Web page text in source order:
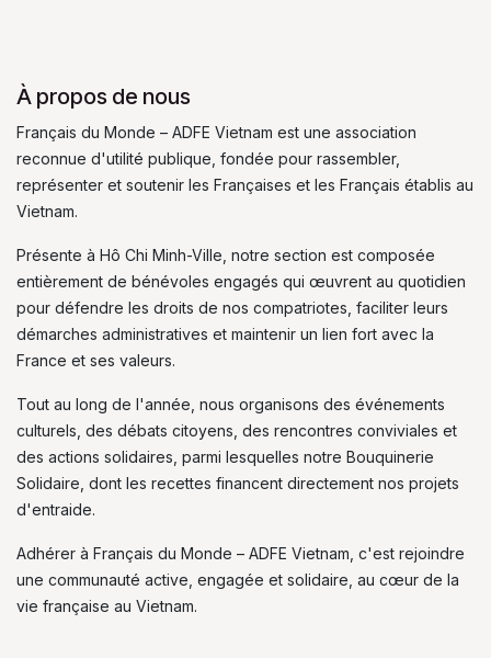
À propos de nous
Français du Monde – ADFE Vietnam est une association
reconnue d'utilité publique, fondée pour rassembler,
représenter et soutenir les Françaises et les Français établis au
Vietnam.
Présente à Hô Chi Minh-Ville, notre section est composée
entièrement de bénévoles engagés qui œuvrent au quotidien
pour défendre les droits de nos compatriotes, faciliter leurs
démarches administratives et maintenir un lien fort avec la
France et ses valeurs.
Tout au long de l'année, nous organisons des événements
culturels, des débats citoyens, des rencontres conviviales et
des actions solidaires, parmi lesquelles notre Bouquinerie
Solidaire, dont les recettes financent directement nos projets
d'entraide.
Adhérer à Français du Monde – ADFE Vietnam, c'est rejoindre
une communauté active, engagée et solidaire, au cœur de la
vie française au Vietnam.